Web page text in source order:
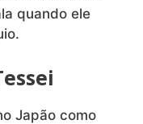
quando ele
Japão como